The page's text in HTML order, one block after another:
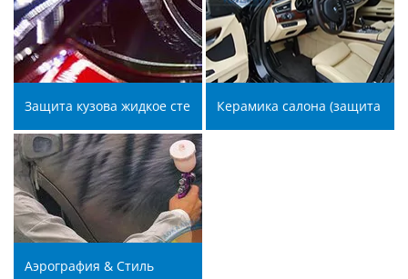
Защита кузова жидкое стекло Real Glass Coat от Beautiful
Керамика салона (защита
Аэрография & Стиль